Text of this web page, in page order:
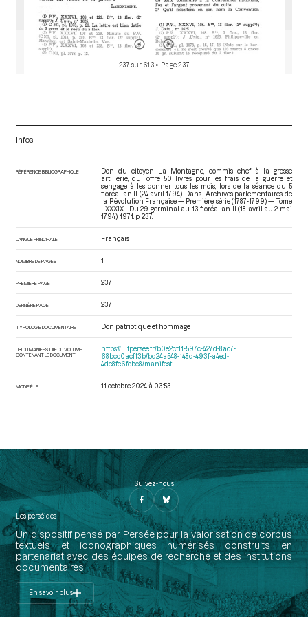
237 sur 613 • Page 237
Infos
RÉFÉRENCE BIBLIOGRAPHIQUE
Don du citoyen La Montagne, commis chef à la grosse
artillerie, qui offre 50 livres pour les frais de la guerre et
s'engage à les donner tous les mois, lors de la séance du 5
floréal an II (24 avril 1794). Dans : Archives parlementaires de
la Révolution Française — Première série (1787-1799) — Tome
LXXXIX - Du 29 germinal au 13 floréal an II (18 avril au 2 mai
1794) . 1971. p. 237.
LANGUE PRINCIPALE Français
NOMBRE DE PAGES 1
PREMIÈRE PAGE 237
DERNIÈRE PAGE 237
TYPOLOGIE DOCUMENTAIRE Don patriotique et hommage
URI DU MANIFEST IIIF DU VOLUME
CONTENANT LE DOCUMENT
https://iiif.persee.fr/b0e2cf11-597c-427d-8ac7-
68bcc0acf13b/bd24a548-148d-493f-a4ed-
4de8fe6fcbc8/manifest
MODIFIÉ LE 11 octobre 2024 à 03:53
Suivez-nous
Les perséides
Un dispositif pensé par Persée pour la valorisation de corpus
textuels et iconographiques numérisés construits en
partenariat avec des équipes de recherche et des institutions
documentaires.
En savoir plus